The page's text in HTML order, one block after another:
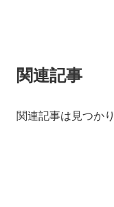
関連記事
関連記事は見つか